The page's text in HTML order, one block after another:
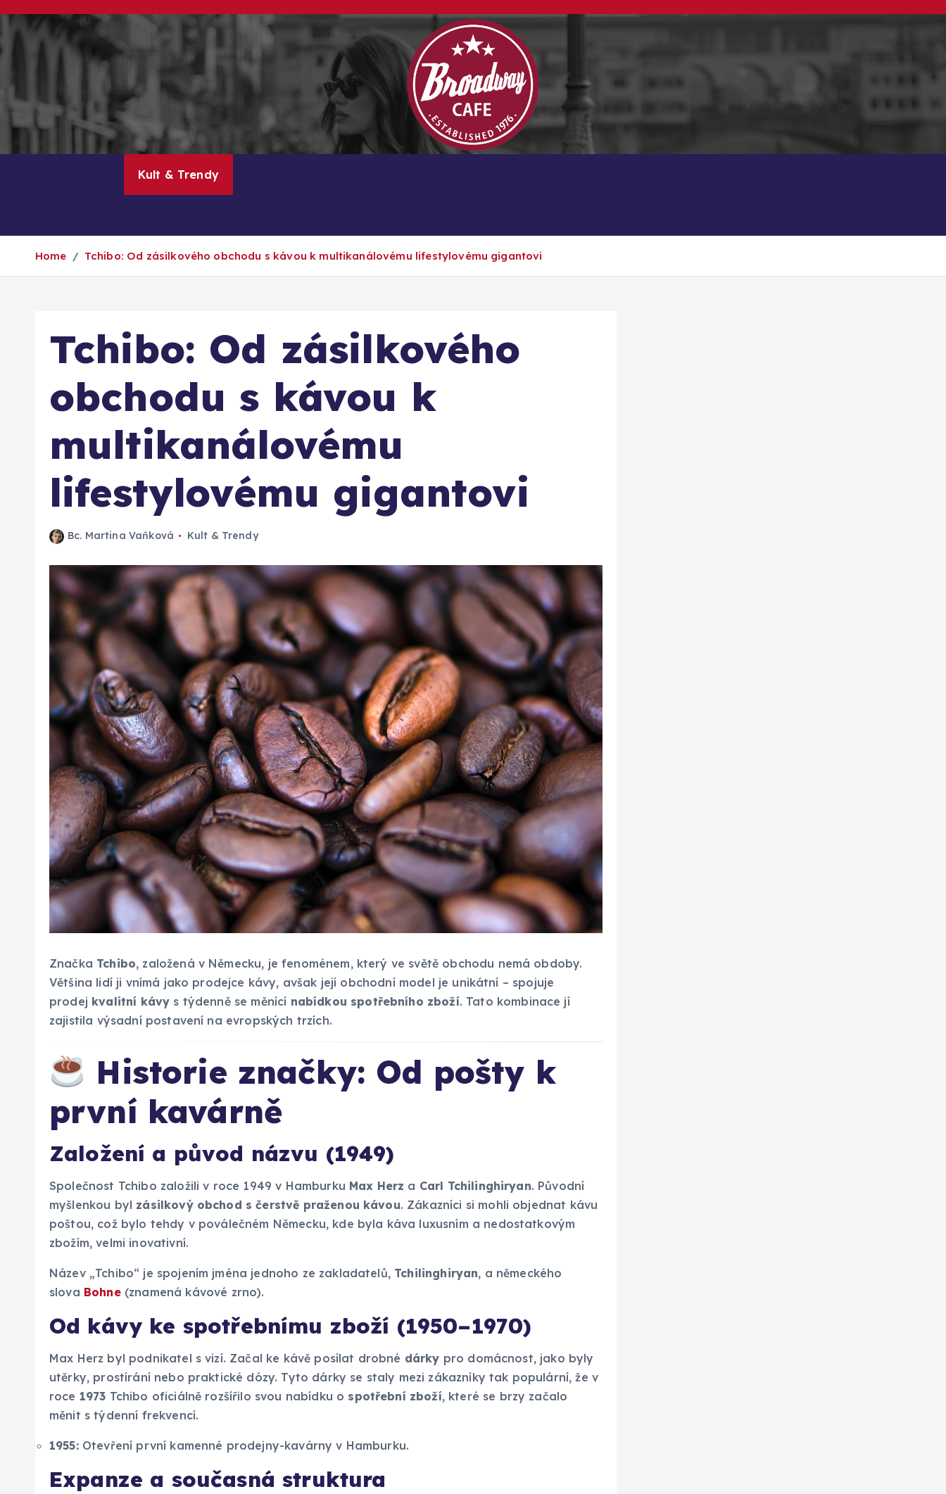
i
t
Kult & Trendy
Home Tchibo: Od zásilkového obchodu s kávou k multikanálovému lifestylovému gigantovi
Tchibo: Od zásilkového
obchodu s kávou k
multikanálovému
lifestylovému gigantovi
Bc. Martina Vaňková Kult & Trendy
Značka Tchibo, založená v Německu, je fenoménem, který ve světě obchodu nemá obdoby.
Většina lidí ji vnímá jako prodejce kávy, avšak její obchodní model je unikátní – spojuje
prodej kvalitní kávy s týdenně se měnící nabídkou spotřebního zboží. Tato kombinace jí
zajistila výsadní postavení na evropských trzích.
Historie značky: Od pošty k
první kavárně
Založení a původ názvu (1949)
Společnost Tchibo založili v roce 1949 v Hamburku Max Herz a Carl Tchilinghiryan. Původní
myšlenkou byl zásilkový obchod s čerstvě praženou kávou. Zákazníci si mohli objednat kávu
poštou, což bylo tehdy v poválečném Německu, kde byla káva luxusním a nedostatkovým
zbožím, velmi inovativní.
Název „Tchibo“ je spojením jména jednoho ze zakladatelů, Tchilinghiryan, a německého
slova Bohne(znamená kávové zrno).
Od kávy ke spotřebnímu zboží (1950–1970)
Max Herz byl podnikatel s vizí. Začal ke kávě posílat drobné dárky pro domácnost, jako byly
utěrky, prostírání nebo praktické dózy. Tyto dárky se staly mezi zákazníky tak populární, že v
roce 1973 Tchibo oficiálně rozšířilo svou nabídku o spotřební zboží, které se brzy začalo
měnit s týdenní frekvencí.
1955:Otevření první kamenné prodejny-kavárny v Hamburku.
Expanze a současná struktura